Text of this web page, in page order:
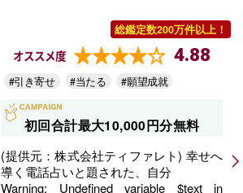
総鑑定数200万件以上！
オススメ度 4.88
#引き寄せ #当たる #願望成就
初回合計最大10,000円分無料
(提供元：株式会社ティファレト) 幸せへ
導く電話占いと題された、自分
Warning: Undefined variable $text in